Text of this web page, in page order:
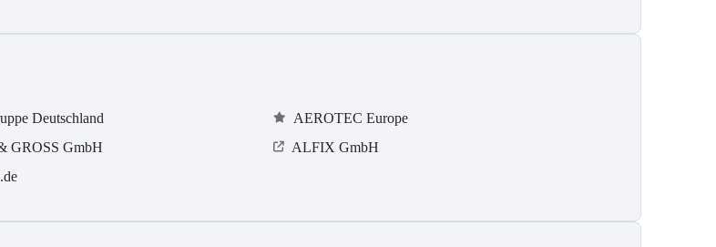
Deutschland
AEROTEC Europe
GROSS GmbH
ALFIX GmbH